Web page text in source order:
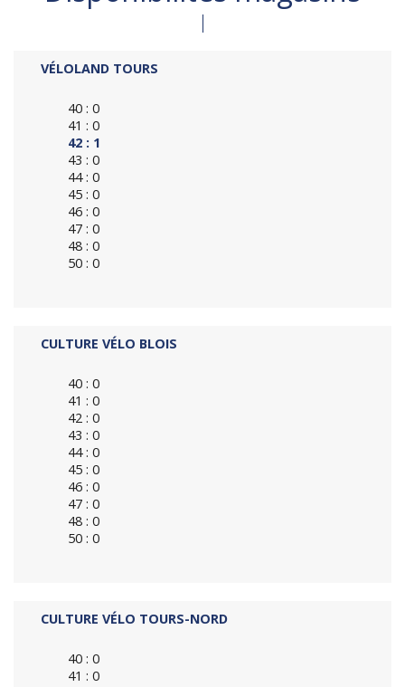
VÉLOLAND TOURS
40 : 0
41 : 0
42 : 1
43 : 0
44 : 0
45 : 0
46 : 0
47 : 0
48 : 0
50 : 0
CULTURE VÉLO BLOIS
40 : 0
41 : 0
42 : 0
43 : 0
44 : 0
45 : 0
46 : 0
47 : 0
48 : 0
50 : 0
CULTURE VÉLO TOURS-NORD
40 : 0
41 : 0